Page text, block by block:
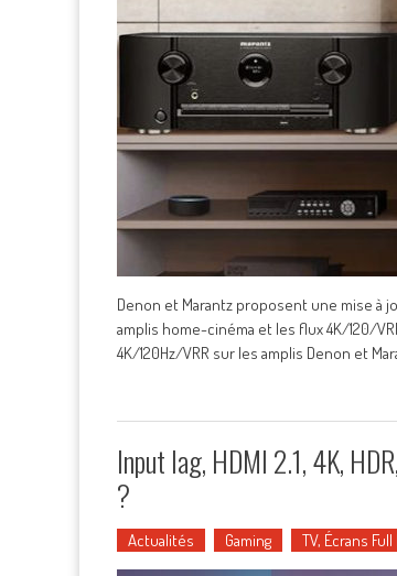
Denon et Marantz proposent une mise
amplis home-cinéma et les flux 4K/120/
4K/120Hz/VRR sur les amplis Denon et
Input lag, HDMI 2.1, 4K,
?
Actualités Gaming TV, Écrans